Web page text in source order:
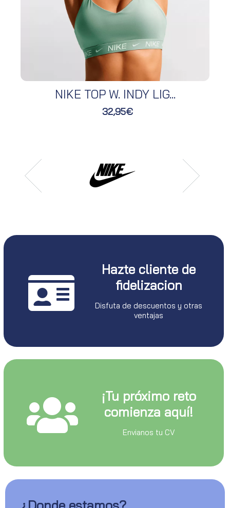
NIKE TOP W. INDY LIG...
32,95€
Hazte cliente de
fidelizacion
Disfuta de descuentos y otras
ventajas
¡Tu próximo reto
comienza aquí!
Envianos tu CV